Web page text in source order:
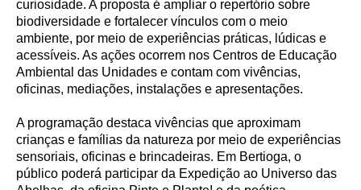
curiosidade. A proposta é ampliar o repertório sobre
biodiversidade e fortalecer vínculos com o meio
ambiente, por meio de experiências práticas, lúdicas e
acessíveis. As ações ocorrem nos Centros de Educação
Ambiental das Unidades e contam com vivências,
oficinas, mediações, instalações e apresentações.
A programação destaca vivências que aproximam
crianças e famílias da natureza por meio de experiências
sensoriais, oficinas e brincadeiras. Em Bertioga, o
público poderá participar da Expedição ao Universo das